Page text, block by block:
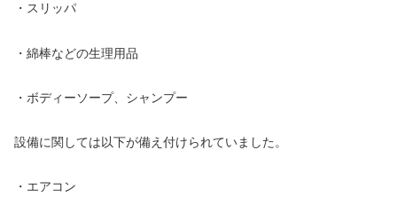
・スリッパ
・綿棒などの生理用品
・ボディーソープ、シャンプー
設備に関しては以下が備え付けられていました。
・エアコン